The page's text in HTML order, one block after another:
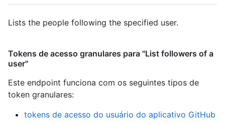
Lists the people following the specified user.
Tokens de acesso granulares para "List followers of a
user"
Este endpoint funciona com os seguintes tipos de
token granulares:
tokens de acesso do usuário do aplicativo GitHub